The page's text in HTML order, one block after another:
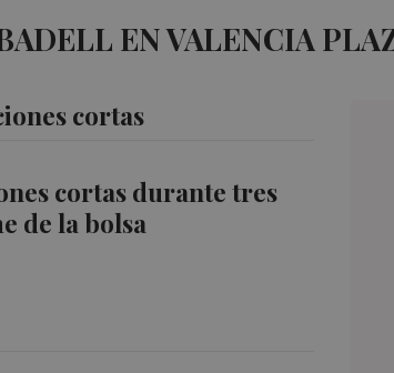
EN VALENCIA
cortas
cortas durante tres
de la bolsa